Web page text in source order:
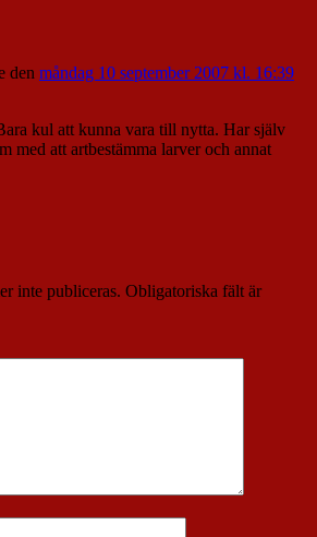
den måndag 10 september 2007 kl. 16:39
kul att kunna vara till nytta. Har själv
med att artbestämma larver och annat
inte publiceras. Obligatoriska fält är